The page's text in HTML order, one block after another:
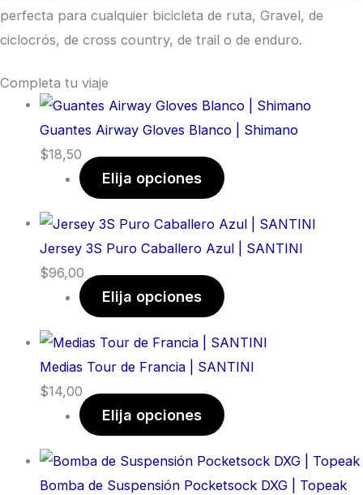
perfecta para cualquier bicicleta de ruta, Gravel, de
ciclocrós, de cross country, de trail o de enduro.
Completa tu viaje
Guantes Airway Gloves Blanco | Shimano
$18,50
Elija opciones
Jersey 3S Puro Caballero Azul | SANTINI
$96,00
Elija opciones
Medias Tour de Francia | SANTINI
$14,00
Elija opciones
Bomba de Suspensión Pocketsock DXG | Topeak